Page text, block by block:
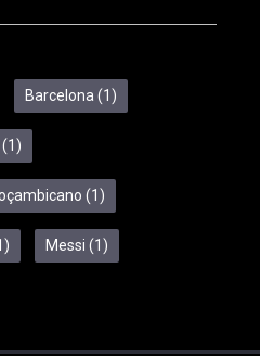
Barcelona (1)
(1)
(1)
Messi (1)